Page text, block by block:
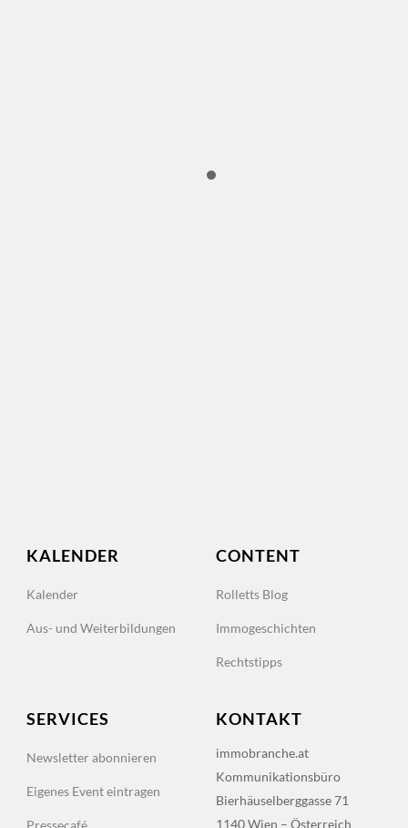
KALENDER
Kalender
Aus- und Weiterbildungen
CONTENT
Rolletts Blog
Immogeschichten
Rechtstipps
SERVICES
Newsletter abonnieren
Eigenes Event eintragen
KONTAKT
immobranche.at
Kommunikationsbüro
Bierhäuselberggasse 71
1140 Wien – Österreich